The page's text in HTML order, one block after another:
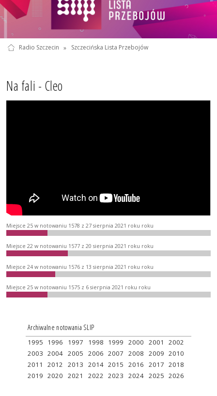
Radio Szczecin » Szczecińska Lista Przebojów
Na fali - Cleo
Miejsce 25 w notowaniu 1578 z 27 sierpnia 2021 roku roku
Miejsce 22 w notowaniu 1577 z 20 sierpnia 2021 roku roku
Miejsce 24 w notowaniu 1576 z 13 sierpnia 2021 roku roku
Miejsce 25 w notowaniu 1575 z 6 sierpnia 2021 roku roku
Archiwalne notowania SLIP
1995 1996 1997 1998 1999 2000 2001
2002
2003 2004 2005 2006 2007 2008 2009 2010
2011
2012 2013 2014 2015 2016 2017 2018
2019 2020 2021 2022 2023 2024 2025 2026